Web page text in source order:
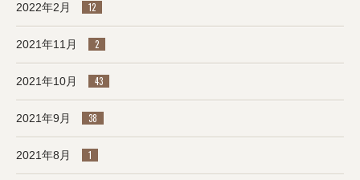
2022年2月 12
2021年11月 2
2021年10月 43
2021年9月 38
2021年8月 1